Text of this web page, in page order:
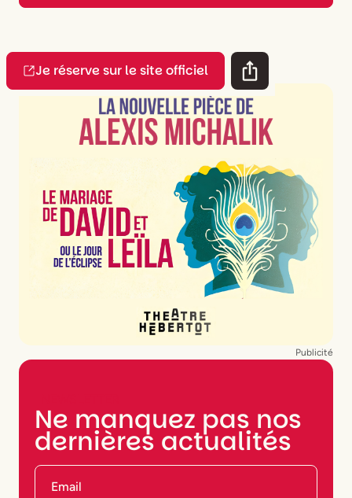
Je réserve sur le site officiel
Publicité
Ne manquez pas nos
dernières actualités